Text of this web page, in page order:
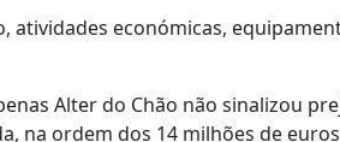
atividades económicas,
Alter do Chão não sinalizou
na ordem dos 14 milhões de